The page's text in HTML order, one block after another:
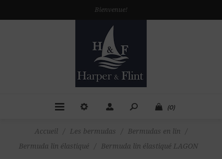
Bienvenue!
(0)
Accueil / Les bermudas / Bermudas en lin
/
Bermuda lin élastiqué
/ Bermuda lin élastiqué LAGON